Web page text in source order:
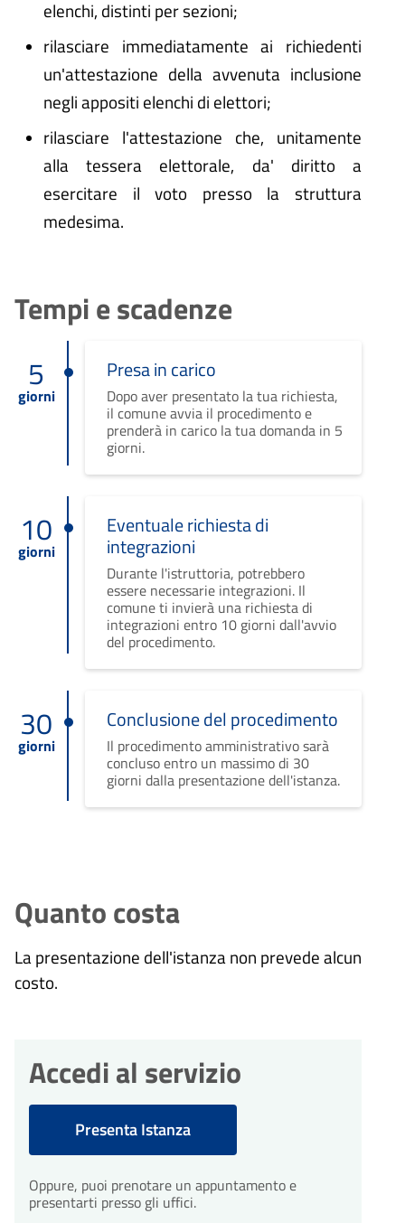
elenchi, distinti per sezioni;
rilasciare immediatamente ai richiedenti
un'attestazione della avvenuta inclusione
negli appositi elenchi di elettori;
rilasciare l'attestazione che, unitamente
alla tessera elettorale, da' diritto a
esercitare il voto presso la struttura
medesima.
Tempi e scadenze
5
giorni
Presa in carico
Dopo aver presentato la tua richiesta,
il comune avvia il procedimento e
prenderà in carico la tua domanda in 5
giorni.
10
giorni
Eventuale richiesta di
integrazioni
Durante l'istruttoria, potrebbero
essere necessarie integrazioni. Il
comune ti invierà una richiesta di
integrazioni entro 10 giorni dall'avvio
del procedimento.
30
giorni
Conclusione del procedimento
Il procedimento amministrativo sarà
concluso entro un massimo di 30
giorni dalla presentazione dell'istanza.
Quanto costa
La presentazione dell'istanza non prevede alcun
costo.
Accedi al servizio
Presenta Istanza
Oppure, puoi prenotare un appuntamento e
presentarti presso gli uffici.